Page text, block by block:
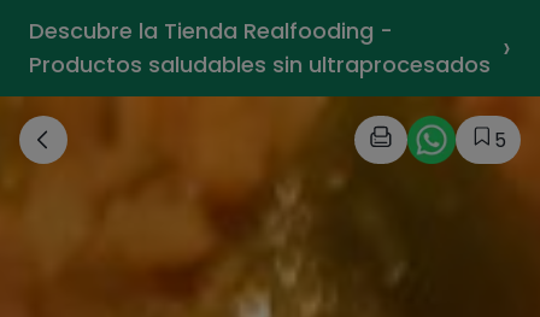
Descubre la Tienda Realfooding -
Productos saludables sin ultraprocesados ›
5